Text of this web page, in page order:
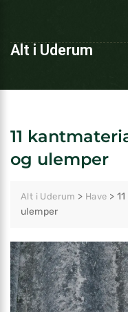
Alt i Uderum
11
og ulemper
Alt i Uderum > Have >
ulemper